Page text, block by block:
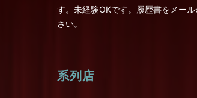
す。未経験OKです。履歴書をメー
さい。
系列店